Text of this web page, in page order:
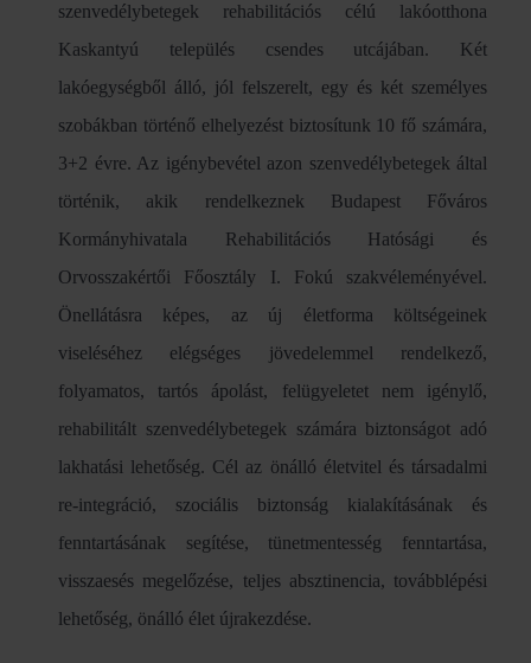
szenvedélybetegek rehabilitációs célú lakóotthona
Kaskantyú település csendes utcájában. Két
lakóegységből álló, jól felszerelt, egy és két személyes
szobákban történő elhelyezést biztosítunk 10 fő számára,
3+2 évre. Az igénybevétel azon szenvedélybetegek által
történik, akik rendelkeznek Budapest Főváros
Kormányhivatala Rehabilitációs Hatósági és
Orvosszakértői Főosztály I. Fokú szakvéleményével.
Önellátásra képes, az új életforma költségeinek
viseléséhez elégséges jövedelemmel rendelkező,
folyamatos, tartós ápolást, felügyeletet nem igénylő,
rehabilitált szenvedélybetegek számára biztonságot adó
lakhatási lehetőség. Cél az önálló életvitel és társadalmi
re-integráció, szociális biztonság kialakításának és
fenntartásának segítése, tünetmentesség fenntartása,
visszaesés megelőzése, teljes absztinencia, továbblépési
lehetőség, önálló élet újrakezdése.